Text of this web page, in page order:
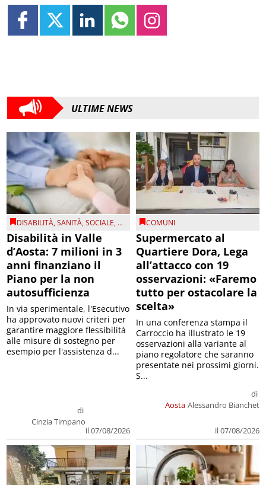
ULTIME NEWS
DISABILITÀ,SANITÀ,SOCIALE, ...
Disabilità in Valle
d’Aosta: 7 milioni in 3
anni finanziano il
Piano per la non
autosufficienza
di
Cinzia Timpano
il 07/08/2026
In via sperimentale, l'Esecutivo
ha approvato nuovi criteri per
garantire maggiore flessibilità
alle misure di sostegno per
esempio per l'assistenza d...
COMUNI
Supermercato al
Quartiere Dora, Lega
all’attacco con 19
osservazioni: «Faremo
tutto per ostacolare la
scelta»
Aosta
di
Alessandro Bianchet
il 07/08/2026
In una conferenza stampa il
Carroccio ha illustrato le 19
osservazioni alla variante al
piano regolatore che saranno
presentate nei prossimi giorni.
S...